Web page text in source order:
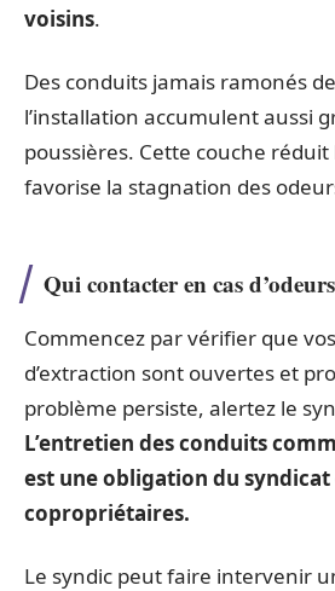
voisins.
Des conduits jamais ramonés
l’installation accumulent aussi
poussières. Cette couche réduit
favorise la stagnation des
Qui contacter en cas
Commencez par vérifier que
d’extraction sont ouvertes et
problème persiste, alertez le
L’entretien des conduits
est une obligation du syndicat
copropriétaires.
Le syndic peut faire intervenir